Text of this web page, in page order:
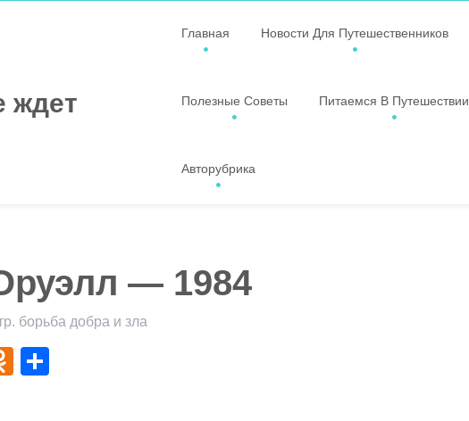
ждет
Главная Новости Для Путешественников
Полезные Советы Питаемся В Путешествии
Авторубрика
— 1984
борьба добра и зла
Odnoklassniki